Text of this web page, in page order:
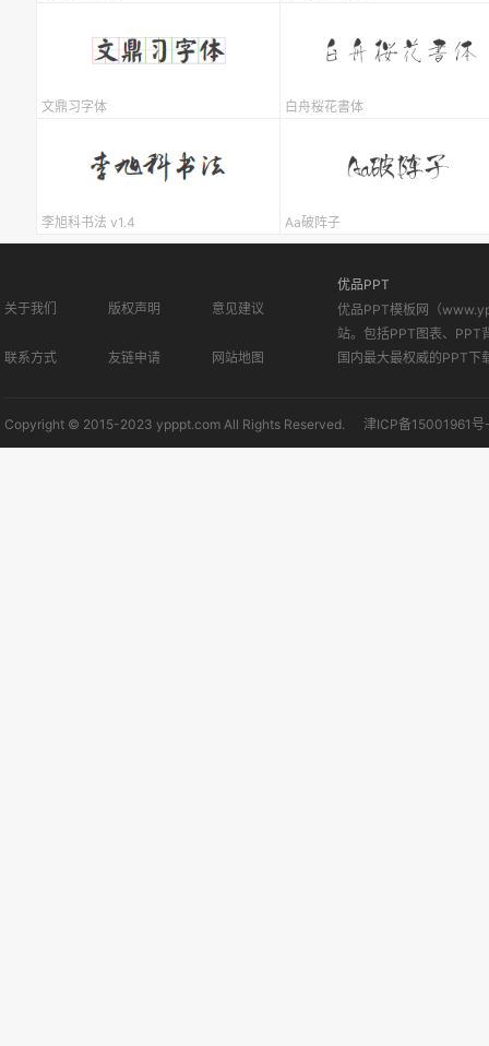
文鼎习字体 白舟桜花書体
李旭科书法 v1.4 Aa破阵子
关于我们 版权声明 意见建议
联系方式 友链申请 网站地图
优品PPT
优品PPT模板网（
站。包括PPT图表、PPT
国内最大最权威的PPT下
Copyright © 2015-2023 ypppt.com All Rights Reserved. 津ICP备15001961号